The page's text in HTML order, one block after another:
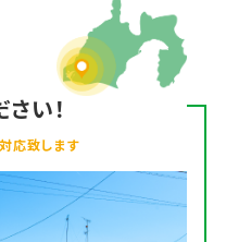
い！
応致します